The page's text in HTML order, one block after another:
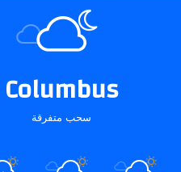
Columbus
سحب متفرقة